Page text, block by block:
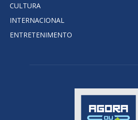
CULTURA
INTERNACIONAL
ENTRETENIMENTO